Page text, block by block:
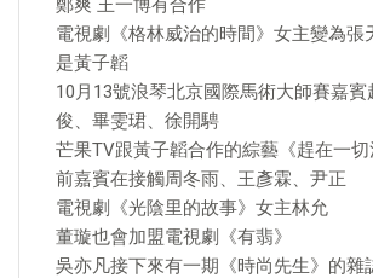
鄭爽 王一博有合作
電視劇《格林威治的時間》女主變為張
是黃子韜
10月13號浪琴北京國際馬術大師賽嘉
俊、畢雯珺、徐開騁
芒果TV跟黃子韜合作的綜藝《趕在一切
前嘉賓在接觸周冬雨、王彥霖、尹正
電視劇《光陰里的故事》女主林允
董璇也會加盟電視劇《有翡》
吳亦凡接下來有一期《時尚先生》的雜